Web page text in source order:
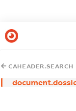
CAHEADER.SEARCH